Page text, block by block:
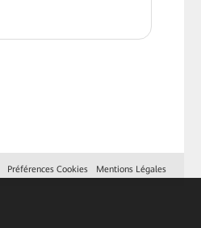
Préférences Cookies Mentions Légales